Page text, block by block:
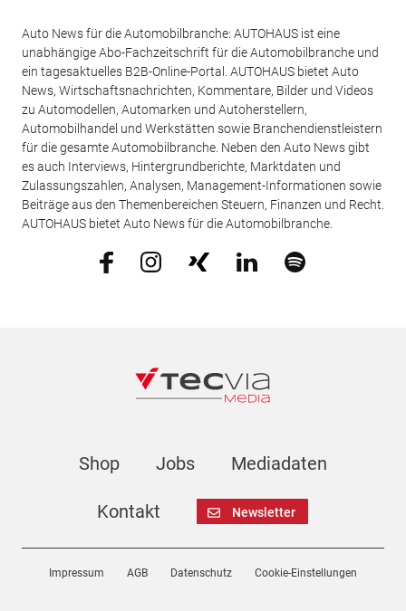
Auto News für die Automobilbranche: AUTOHAUS ist eine
unabhängige Abo-Fachzeitschrift für die Automobilbranche und
ein tagesaktuelles B2B-Online-Portal. AUTOHAUS bietet Auto
News, Wirtschaftsnachrichten, Kommentare, Bilder und Videos
zu Automodellen, Automarken und Autoherstellern,
Automobilhandel und Werkstätten sowie Branchendienstleistern
für die gesamte Automobilbranche. Neben den Auto News gibt
es auch Interviews, Hintergrundberichte, Marktdaten und
Zulassungszahlen, Analysen, Management-Informationen sowie
Beiträge aus den Themenbereichen Steuern, Finanzen und Recht.
AUTOHAUS bietet Auto News für die Automobilbranche.
Shop Jobs Mediadaten
Kontakt Newsletter
Impressum AGB Datenschutz Cookie-Einstellungen